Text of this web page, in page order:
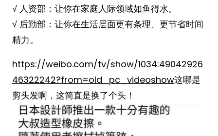
√ 人资部：让你在家庭人际领域如鱼得水。
√ 后勤部：让你在生活层面更有条理、更节省时间
精力。
https://weibo.com/tv/show/1034:49042926
46322242?from=old_pc_videoshow这哪是
剪头发啊，这简直是换了个头！